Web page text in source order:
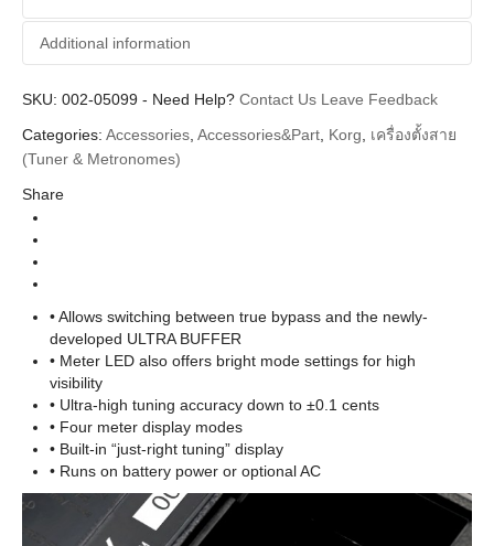
Additional information
Additional information
Brands Korg
SKU: 002-05099 - Need Help? Contact Us Leave Feedback
Categories: Accessories Accessories&Part Korg
เครื่องตั้งสาย
(Tuner & Metronomes)
Share
• Allows switching between true bypass and the newly-
developed ULTRA BUFFER
• Meter LED also offers bright mode settings for high
visibility
• Ultra-high tuning accuracy down to ±0.1 cents
• Four meter display modes
• Built-in “just-right tuning” display
• Runs on battery power or optional AC